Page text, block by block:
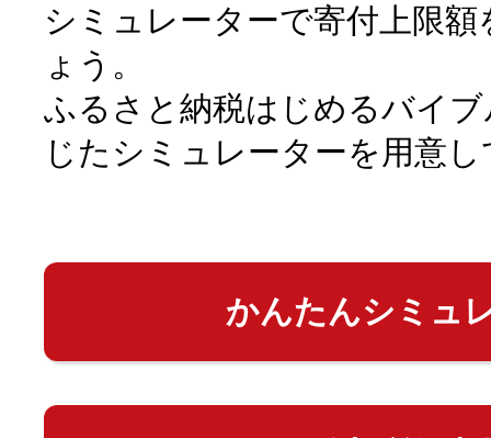
シミュレーターで寄付上限
ょう。
ふるさと納税はじめるバイ
じたシミュレーターを用意
かんたんシミュ